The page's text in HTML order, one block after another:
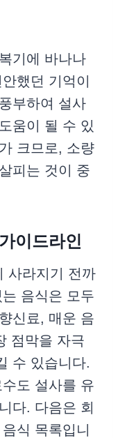
기에 바나나
했던 기억이
부하여 설사
움이 될 수 있
크므로, 소량
피는 것이 중
이드라인
사라지기 전까
음식은 모두
신료, 매운 음
점막을 자극
수 있습니다.
도 설사를 유
다. 다음은 회
식 목록입니